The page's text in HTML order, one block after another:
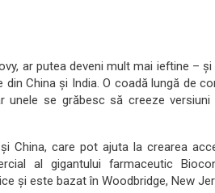
ar putea deveni mult mai ieftine – și
China și India. O coadă lungă de
unele se grăbesc să creeze
China, care pot ajuta la crearea
al gigantului farmaceutic
și este bazat în Woodbridge, New